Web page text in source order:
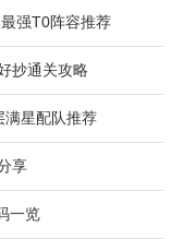
强T0阵容推荐
抄通关攻略
满星配队推荐
享
一览